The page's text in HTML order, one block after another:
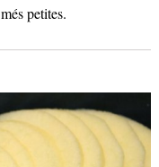
petites.